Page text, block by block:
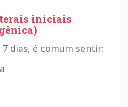
iniciais
dias, é comum sentir: